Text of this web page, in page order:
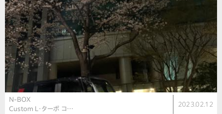
N-BOX
Custom L・ターボ コ…
2023.02.12